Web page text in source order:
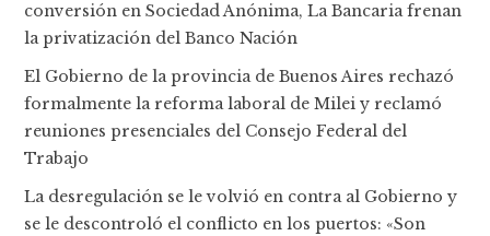
conversión en Sociedad Anónima, La Bancaria frenan
la privatización del Banco Nación
El Gobierno de la provincia de Buenos Aires rechazó
formalmente la reforma laboral de Milei y reclamó
reuniones presenciales del Consejo Federal del
Trabajo
La desregulación se le volvió en contra al Gobierno y
se le descontroló el conflicto en los puertos: «Son